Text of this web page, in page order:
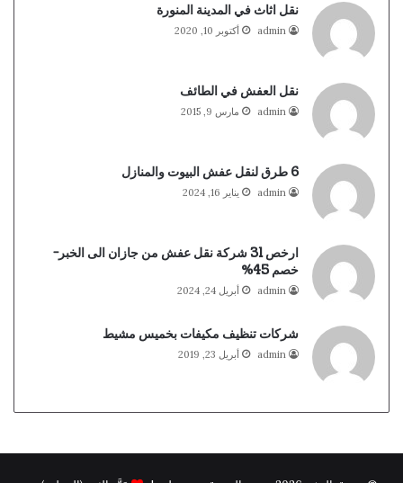
نقل اثاث في المدينة المنورة
admin أكتوبر 10, 2020
نقل العفش في الطائف
admin مارس 9, 2015
6 طرق لنقل عفش البيوت والمنازل
admin يناير 16, 2024
ارخص 31 شركة نقل عفش من جازان الى الخبر-
خصم 45%
admin أبريل 24, 2024
شركات تنظيف مكيفات بخميس مشيط
admin أبريل 23, 2019